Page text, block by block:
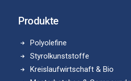
Produkte
Polyolefine
Styrolkunststoffe
Kreislaufwirtschaft & Bio